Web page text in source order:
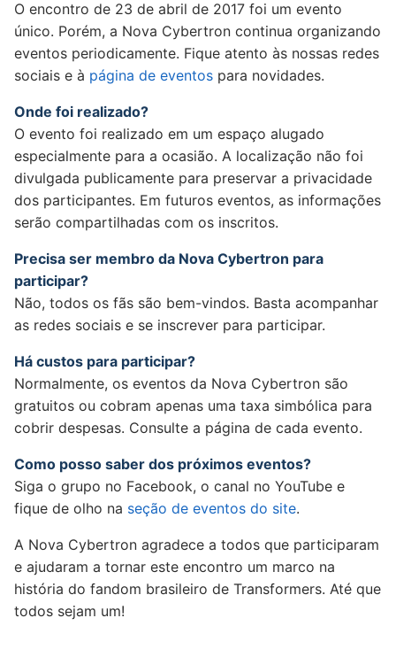
O encontro de 23 de abril de 2017 foi um evento
único. Porém, a Nova Cybertron continua organizando
eventos periodicamente. Fique atento às nossas redes
sociais e à página de eventos para novidades.
Onde foi realizado?
O evento foi realizado em um espaço alugado
especialmente para a ocasião. A localização não foi
divulgada publicamente para preservar a privacidade
dos participantes. Em futuros eventos, as informações
serão compartilhadas com os inscritos.
Precisa ser membro da Nova Cybertron para
participar?
Não, todos os fãs são bem-vindos. Basta acompanhar
as redes sociais e se inscrever para participar.
Há custos para participar?
Normalmente, os eventos da Nova Cybertron são
gratuitos ou cobram apenas uma taxa simbólica para
cobrir despesas. Consulte a página de cada evento.
Como posso saber dos próximos eventos?
Siga o grupo no Facebook, o canal no YouTube e
fique de olho na seção de eventos do site.
A Nova Cybertron agradece a todos que participaram
e ajudaram a tornar este encontro um marco na
história do fandom brasileiro de Transformers. Até que
todos sejam um!